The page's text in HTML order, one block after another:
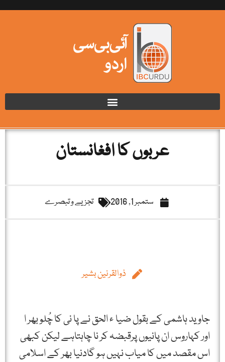
عربوں کا افغانستان
ستمبر 1, 2016 تجزیے و تبصرے
ذوالقرنین بشیر
جاوید ہاشمی کے بقول ضیا ء الحق نے پا نی کا چُلو بھر ا
اور کہاروس ان پانیوں پرقبضہ کر نا چاہتاہے لیکن کبھی
اس مقصد میں کا میاب نہیں ہو گادنیا بھر کے اسلامی